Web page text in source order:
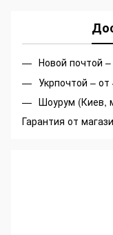
Новой почтой –
Укрпочтой – от
Шоурум (Киев,
Гарантия от